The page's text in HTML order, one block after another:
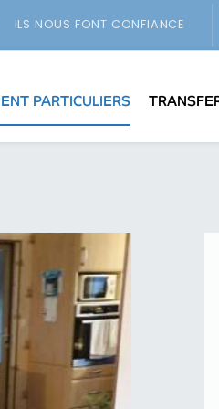
ILS NOUS FONT CONFIANCE
PARTICULIERS